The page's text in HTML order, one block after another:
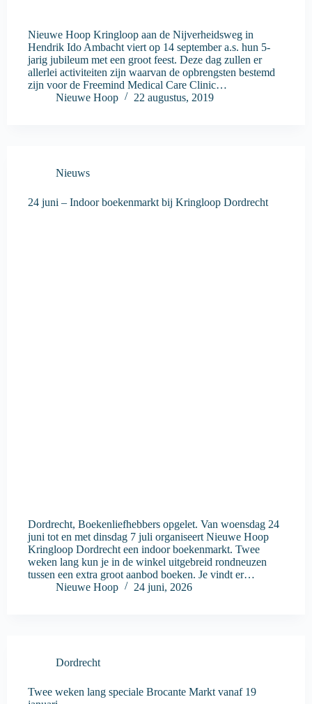
Nieuwe Hoop Kringloop aan de Nijverheidsweg in
Hendrik Ido Ambacht viert op 14 september a.s. hun 5-
jarig jubileum met een groot feest. Deze dag zullen er
allerlei activiteiten zijn waarvan de opbrengsten bestemd
zijn voor de Freemind Medical Care Clinic…
Nieuwe Hoop
22 augustus, 2019
Nieuws
24 juni – Indoor boekenmarkt bij Kringloop Dordrecht
Dordrecht, Boekenliefhebbers opgelet. Van woensdag 24
juni tot en met dinsdag 7 juli organiseert Nieuwe Hoop
Kringloop Dordrecht een indoor boekenmarkt. Twee
weken lang kun je in de winkel uitgebreid rondneuzen
tussen een extra groot aanbod boeken. Je vindt er…
Nieuwe Hoop
24 juni, 2026
Dordrecht
Twee weken lang speciale Brocante Markt vanaf 19